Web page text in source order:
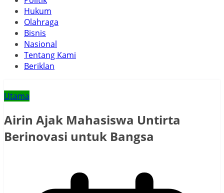
Hukum
Olahraga
Bisnis
Nasional
Tentang Kami
Beriklan
Utama
Airin Ajak Mahasiswa Untirta
Berinovasi untuk Bangsa